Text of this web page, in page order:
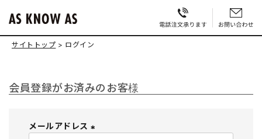
サイトトップ ログイン
会員登録がお済みのお客様
メールアドレス